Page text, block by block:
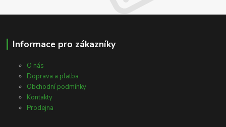
Informace pro zákazníky
O nás
Doprava a platba
Obchodní podmínky
Kontakty
Prodejna